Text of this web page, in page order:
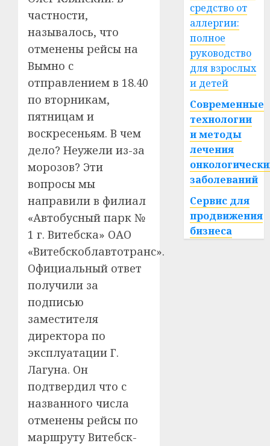
частности,
называлось, что
отменены рейсы на
Вымно с
отправлением в 18.40
по вторникам,
пятницам и
воскресеньям. В чем
дело? Неужели из-за
морозов? Эти
вопросы мы
направили в филиал
«Автобусный парк №
1 г. Витебска» ОАО
«Витебскоблавтотранс».
Официальный ответ
получили за
подписью
заместителя
директора по
эксплуатации Г.
Лагуна. Он
подтвердил что с
названного числа
отменены рейсы по
маршруту Витебск-
средство от
аллергии:
полное
руководство
для взрослых
и детей
Современные
технологии
и методы
лечения
заболеваний
Сервис для
продвижения
бизнеса